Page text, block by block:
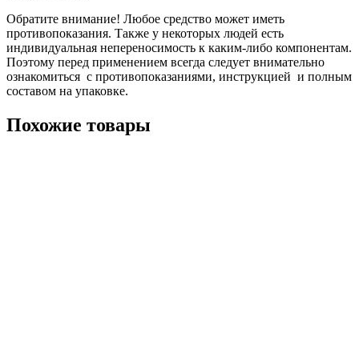
Обратите внимание! Любое средство может иметь
противопоказания. Также у некоторых людей есть
индивидуальная непереносимость к каким-либо компонентам.
Поэтому перед применением всегда следует внимательно
ознакомиться с противопоказаниями, инструкцией и полным
составом на упаковке.
Похожие товары